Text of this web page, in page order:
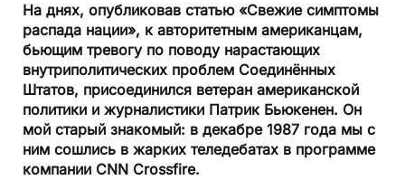
На днях, опубликовав статью «Свежие симптомы
распада нации», к авторитетным американцам,
бьющим тревогу по поводу нарастающих
внутриполитических проблем Соединённых
Штатов, присоединился ветеран американской
политики и журналистики Патрик Бьюкенен. Он
мой старый знакомый: в декабре 1987 года мы с
ним сошлись в жарких теледебатах в программе
компании CNN Crossfire.